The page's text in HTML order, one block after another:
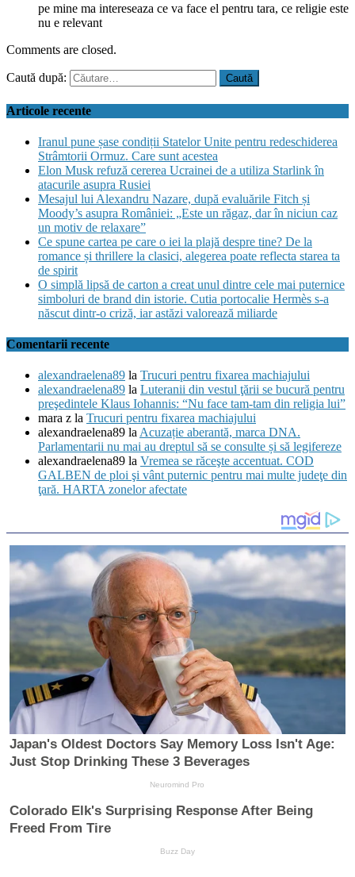
pe mine ma intereseaza ce va face el pentru tara, ce religie este
nu e relevant
Comments are closed.
Caută după:
Articole recente
Iranul pune șase condiții Statelor Unite pentru redeschiderea
Strâmtorii Ormuz. Care sunt acestea
Elon Musk refuză cererea Ucrainei de a utiliza Starlink în
atacurile asupra Rusiei
Mesajul lui Alexandru Nazare, după evaluările Fitch și
Moody’s asupra României: „Este un răgaz, dar în niciun caz
un motiv de relaxare”
Ce spune cartea pe care o iei la plajă despre tine? De la
romance și thrillere la clasici, alegerea poate reflecta starea ta
de spirit
O simplă lipsă de carton a creat unul dintre cele mai puternice
simboluri de brand din istorie. Cutia portocalie Hermès s-a
născut dintr-o criză, iar astăzi valorează miliarde
Comentarii recente
alexandraelena89 la Trucuri pentru fixarea machiajului
alexandraelena89 la Luteranii din vestul ţării se bucură pentru
preşedintele Klaus Iohannis: “Nu face tam-tam din religia lui”
mara z la Trucuri pentru fixarea machiajului
alexandraelena89 la Acuzație aberantă, marca DNA.
Parlamentarii nu mai au dreptul să se consulte și să legifereze
alexandraelena89 la Vremea se răceşte accentuat. COD
GALBEN de ploi şi vânt puternic pentru mai multe judeţe din
ţară. HARTA zonelor afectate